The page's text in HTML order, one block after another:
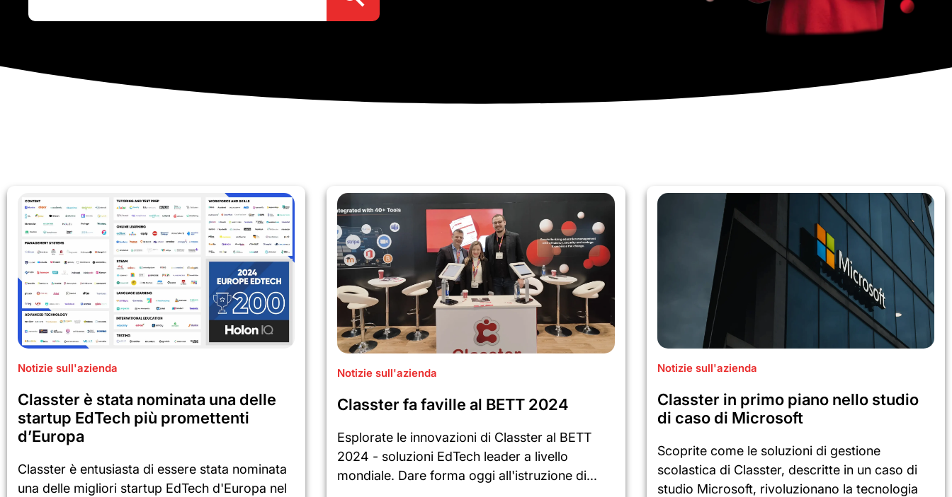
Notizie sull'azienda
Classter è stata nominata una delle
startup EdTech più promettenti
d’Europa
Classter è entusiasta di essere stata nominata
una delle migliori startup EdTech d'Europa nel
Notizie sull'azienda
Classter fa faville al BETT 2024
Esplorate le innovazioni di Classter al BETT
2024 - soluzioni EdTech leader a livello
mondiale. Dare forma oggi all'istruzione di...
Notizie sull'azienda
Classter in primo piano nello studio
di caso di Microsoft
Scoprite come le soluzioni di gestione
scolastica di Classter, descritte in un caso di
studio Microsoft, rivoluzionano la tecnologia